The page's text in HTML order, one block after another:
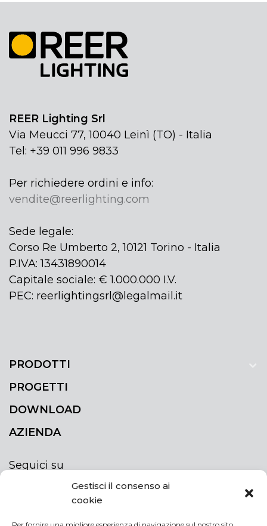
Gestisci il consenso ai
cookie
REER Lighting Srl
Via Meucci 77, 10040 Leinì (TO) - Italia
Tel: +39 011 996 9833
Per richiedere ordini e info:
vendite@reerlighting.com
Sede legale:
Corso Re Umberto 2, 10121 Torino - Italia
P.IVA: 13431890014
Capitale sociale: € 1.000.000 I.V.
PEC: reerlightingsrl@legalmail.it
PRODOTTI
PROGETTI
DOWNLOAD
AZIENDA
Seguici su